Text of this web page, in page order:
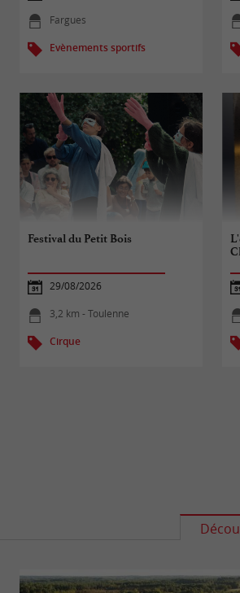
Fargues
Evènements sportifs
Festival du Petit Bois
29/08/2026
3,2 km - Toulenne
Cirque